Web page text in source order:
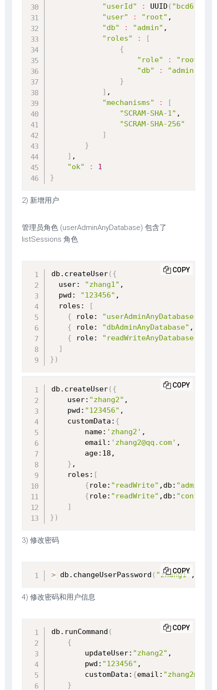
"userId" : UUID (
"user"
: "root" ,
"db"
: "admin" ,
"roles"
:
[
{
"role"
: "root"
"db"
:
"admin"
}
] ,
"mechanisms"
:
[
"SCRAM-SHA-1" ,
"SCRAM-SHA-256"
]
}
] ,
"ok"
:
1
}
2) 新增用户
管理员角色 (userAdminAnyDatabase) 包含了
listSessions 角色
db.createUser( {
  user:
"zhang1" ,
  pwd:
"123456" ,
  roles:
[
{ role: "userAdminAnyDatabase"
{ role: "dbAdminAnyDatabase" , db:
{ role: "readWriteAnyDatabase"
]
} )
COPY
db.createUser( {
    user:
"zhang2" ,
    pwd:
"123456" ,
    customData:
{
        name:
'zhang2' ,
        email:
'zhang2@qq.com' ,
        age:18,
} ,
    roles:
[
{role: "readWrite" ,db: "admin"
{role: "readWrite" ,db: "config"
]
} )
COPY
3) 修改密码
> db.changeUserPassword ( "zhang1" ,
COPY
4) 修改密码和用户信息
db.runCommand (
{
        updateUser:
"zhang2" ,
        pwd:
"123456" ,
        customData:
{email:
}
COPY